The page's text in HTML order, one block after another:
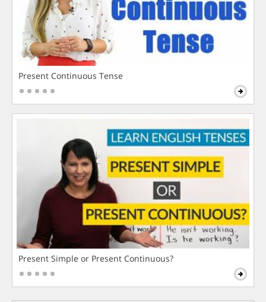
Present Continuous Tense
Present Simple or Present Continuous?